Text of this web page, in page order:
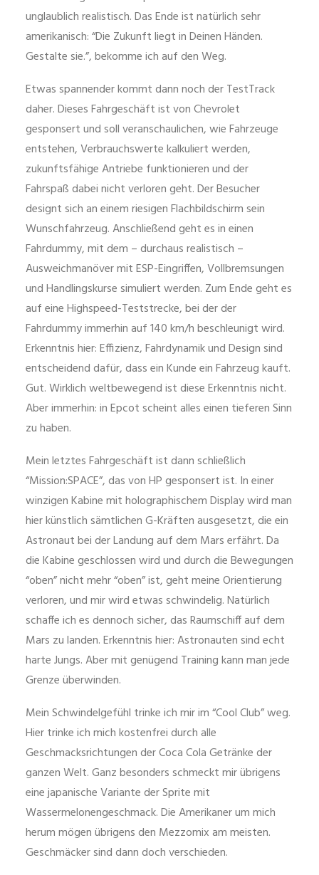
unglaublich realistisch. Das Ende ist natürlich sehr
amerikanisch: “Die Zukunft liegt in Deinen Händen.
Gestalte sie.”, bekomme ich auf den Weg.
Etwas spannender kommt dann noch der TestTrack
daher. Dieses Fahrgeschäft ist von Chevrolet
gesponsert und soll veranschaulichen, wie Fahrzeuge
entstehen, Verbrauchswerte kalkuliert werden,
zukunftsfähige Antriebe funktionieren und der
Fahrspaß dabei nicht verloren geht. Der Besucher
designt sich an einem riesigen Flachbildschirm sein
Wunschfahrzeug. Anschließend geht es in einen
Fahrdummy, mit dem – durchaus realistisch –
Ausweichmanöver mit ESP-Eingriffen, Vollbremsungen
und Handlingskurse simuliert werden. Zum Ende geht es
auf eine Highspeed-Teststrecke, bei der der
Fahrdummy immerhin auf 140 km/h beschleunigt wird.
Erkenntnis hier: Effizienz, Fahrdynamik und Design sind
entscheidend dafür, dass ein Kunde ein Fahrzeug kauft.
Gut. Wirklich weltbewegend ist diese Erkenntnis nicht.
Aber immerhin: in Epcot scheint alles einen tieferen Sinn
zu haben.
Mein letztes Fahrgeschäft ist dann schließlich
“Mission:SPACE”, das von HP gesponsert ist. In einer
winzigen Kabine mit holographischem Display wird man
hier künstlich sämtlichen G-Kräften ausgesetzt, die ein
Astronaut bei der Landung auf dem Mars erfährt. Da
die Kabine geschlossen wird und durch die Bewegungen
“oben” nicht mehr “oben” ist, geht meine Orientierung
verloren, und mir wird etwas schwindelig. Natürlich
schaffe ich es dennoch sicher, das Raumschiff auf dem
Mars zu landen. Erkenntnis hier: Astronauten sind echt
harte Jungs. Aber mit genügend Training kann man jede
Grenze überwinden.
Mein Schwindelgefühl trinke ich mir im “Cool Club” weg.
Hier trinke ich mich kostenfrei durch alle
Geschmacksrichtungen der Coca Cola Getränke der
ganzen Welt. Ganz besonders schmeckt mir übrigens
eine japanische Variante der Sprite mit
Wassermelonengeschmack. Die Amerikaner um mich
herum mögen übrigens den Mezzomix am meisten.
Geschmäcker sind dann doch verschieden.